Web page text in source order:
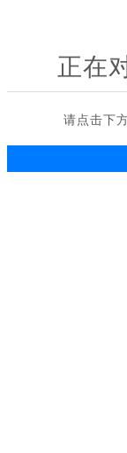
正在
请点击下